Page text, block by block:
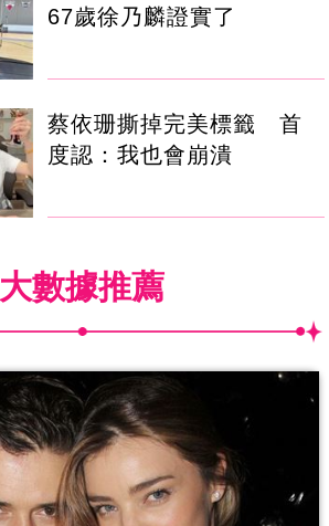
67歲徐乃麟證實了
蔡依珊撕掉完美標籤 首
度認：我也會崩潰
大數據推薦